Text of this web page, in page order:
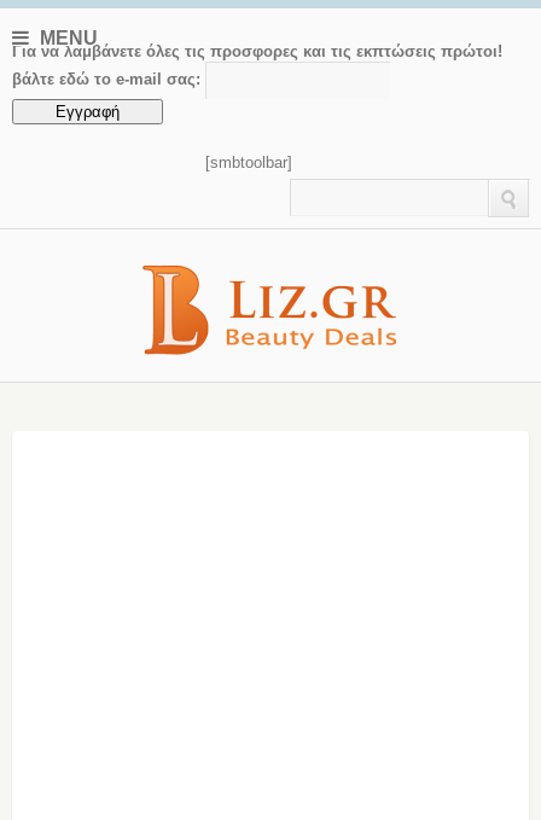
MENU
Για να λαμβάνετε όλες τις προσφορες και τις εκπτώσεις πρώτοι!
βάλτε εδώ το e-mail σας:
[smbtoolbar]